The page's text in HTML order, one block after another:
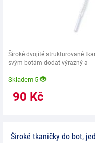
Široké dvojité strukturované
svým botám dodat výrazný a
Skladem 5
90 Kč
Široké tkaničky do bot,